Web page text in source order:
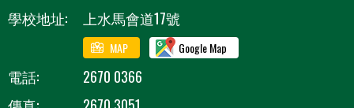
學校地址: 上水馬會道17號
MAP Google Map
電話:
2670 0366